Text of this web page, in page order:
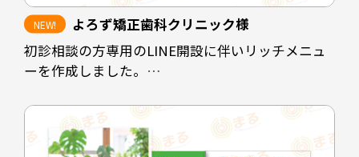
よろず矯正歯科クリニック様
初診相談の方専用のLINE開設に伴いリッチメニュ
ーを作成しました。
れた方や、電話予約に抵抗のある方に対して予約
を取りやすくすることが目的です。
診療時間を掲載することで患者様にも予約可能な